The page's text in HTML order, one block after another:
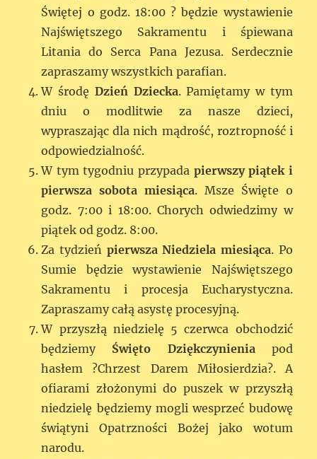
Świętej o godz. 18:00 ? będzie wystawienie
Najświętszego Sakramentu i śpiewana
Litania do Serca Pana Jezusa. Serdecznie
zapraszamy wszystkich parafian.
W środę Dzień Dziecka. Pamiętamy w tym
dniu o modlitwie za nasze dzieci,
wypraszając dla nich mądrość, roztropność i
odpowiedzialność.
W tym tygodniu przypada pierwszy piątek i
pierwsza sobota miesiąca. Msze Święte o
godz. 7:00 i 18:00. Chorych odwiedzimy w
piątek od godz. 8:00.
Za tydzień pierwsza Niedziela miesiąca. Po
Sumie będzie wystawienie Najświętszego
Sakramentu i procesja Eucharystyczna.
Zapraszamy całą asystę procesyjną.
W przyszłą niedzielę 5 czerwca obchodzić
będziemy Święto Dziękczynienia pod
hasłem ?Chrzest Darem Miłosierdzia?. A
ofiarami złożonymi do puszek w przyszłą
niedzielę będziemy mogli wesprzeć budowę
świątyni Opatrzności Bożej jako wotum
narodu.